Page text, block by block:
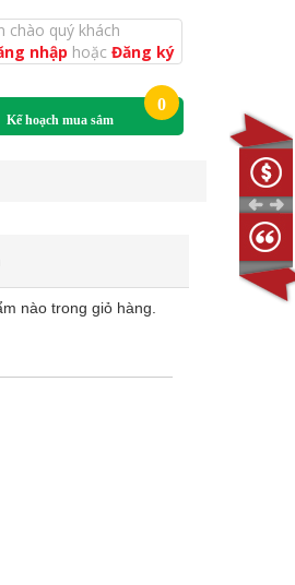
chào quý khách
nhập hoặcĐăng ký
Kế hoạch mua sắm
0
nào trong giỏ hàng.